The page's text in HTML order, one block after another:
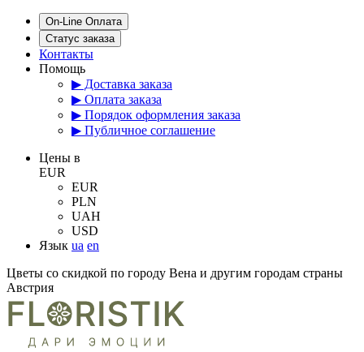
On-Line Оплата
Статус заказа
Контакты
Помощь
▶ Доставка заказа
▶ Оплата заказа
▶ Порядок оформления заказа
▶ Публичное соглашение
Цены в
EUR
EUR
PLN
UAH
USD
Язык ua en
Цветы со скидкой по городу Вена и другим городам страны
Австрия